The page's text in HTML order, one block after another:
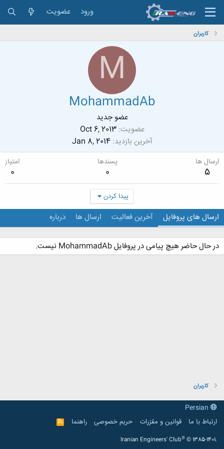
ورود عضویت
کاربران
M
MohammadAb
عضو جدید
عضویت Oct 6, 2013
آخرین بازدید Jan 8, 2014
ارسال ها
5
پسندها
0
امتیاز
0
پیدا کردن
ارسال های پروفایل آخرین فعالیت ارسال ها درباره
در حال حاضر هیچ پیامی در پروفایل MohammadAb نیست.
کاربران
ارتباط با ما
قوانین و مقرّرات حریم خصوصی راهنما
R
S
Iranian Engineers' Club® © 1385-1401.